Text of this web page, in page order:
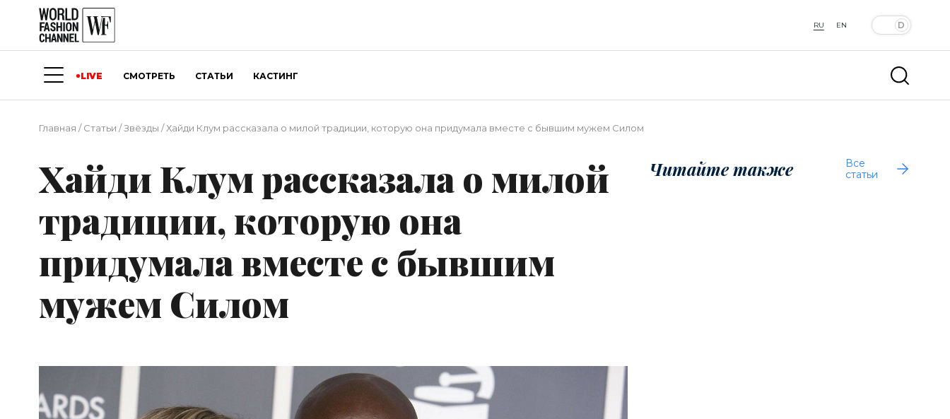
RU EN
LIVE СМОТРЕТЬ СТАТЬИ КАСТИНГ
Главная /Статьи /Звёзды /Хайди Клум рассказала о милой традиции, которую она придумала вместе с бывшим мужем Силом
Хайди Клум рассказала о милой
традиции, которую она
придумала вместе с бывшим
мужем Силом
Читайте также
Все
статьи